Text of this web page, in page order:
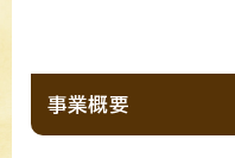
事業概要